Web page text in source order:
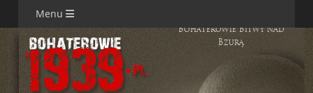
Menu
Bohaterowie Bitwy nad
Bzurą